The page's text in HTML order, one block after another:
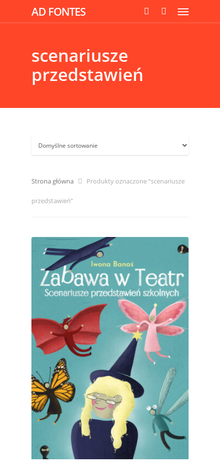
AD FONTES
scenariusze
przedstawień
Strona główna Produkty oznaczone “scenariusze
przedstawień”